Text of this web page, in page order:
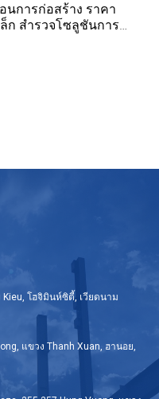
นการก่อสร้าง ราคา
ก สำรวจโซลูชันการ
Kieu, โฮจิมินห์ซิตี้, เวียดนาม
แขวง Thanh Xuan, ฮานอย,